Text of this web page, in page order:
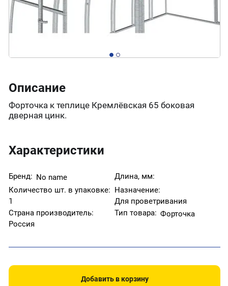
Описание
Форточка к теплице Кремлёвская 65 боковая
дверная цинк.
Характеристики
Бренд: No name
Длина, мм:
Количество шт. в упаковке:
1
Назначение:
Для проветривания
Страна производитель:
Россия
Тип товара: Форточка
Добавить в корзину